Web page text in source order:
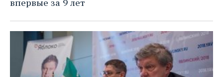
впервые за 9 лет